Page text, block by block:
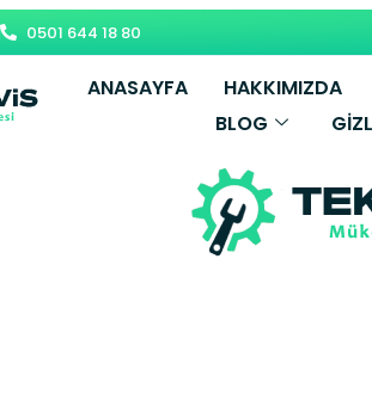
0501 644 18 80
ANASAYFA HAKKIMIZDA
BLOG